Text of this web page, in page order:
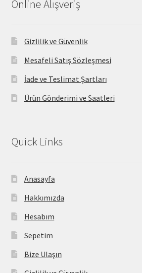
Online Alışveriş
Gizlilik ve Güvenlik
Mesafeli Satış Sözleşmesi
İade ve Teslimat Şartları
Ürün Gönderimi ve Saatleri
Quick Links
Anasayfa
Hakkımızda
Hesabım
Sepetim
Bize Ulaşın